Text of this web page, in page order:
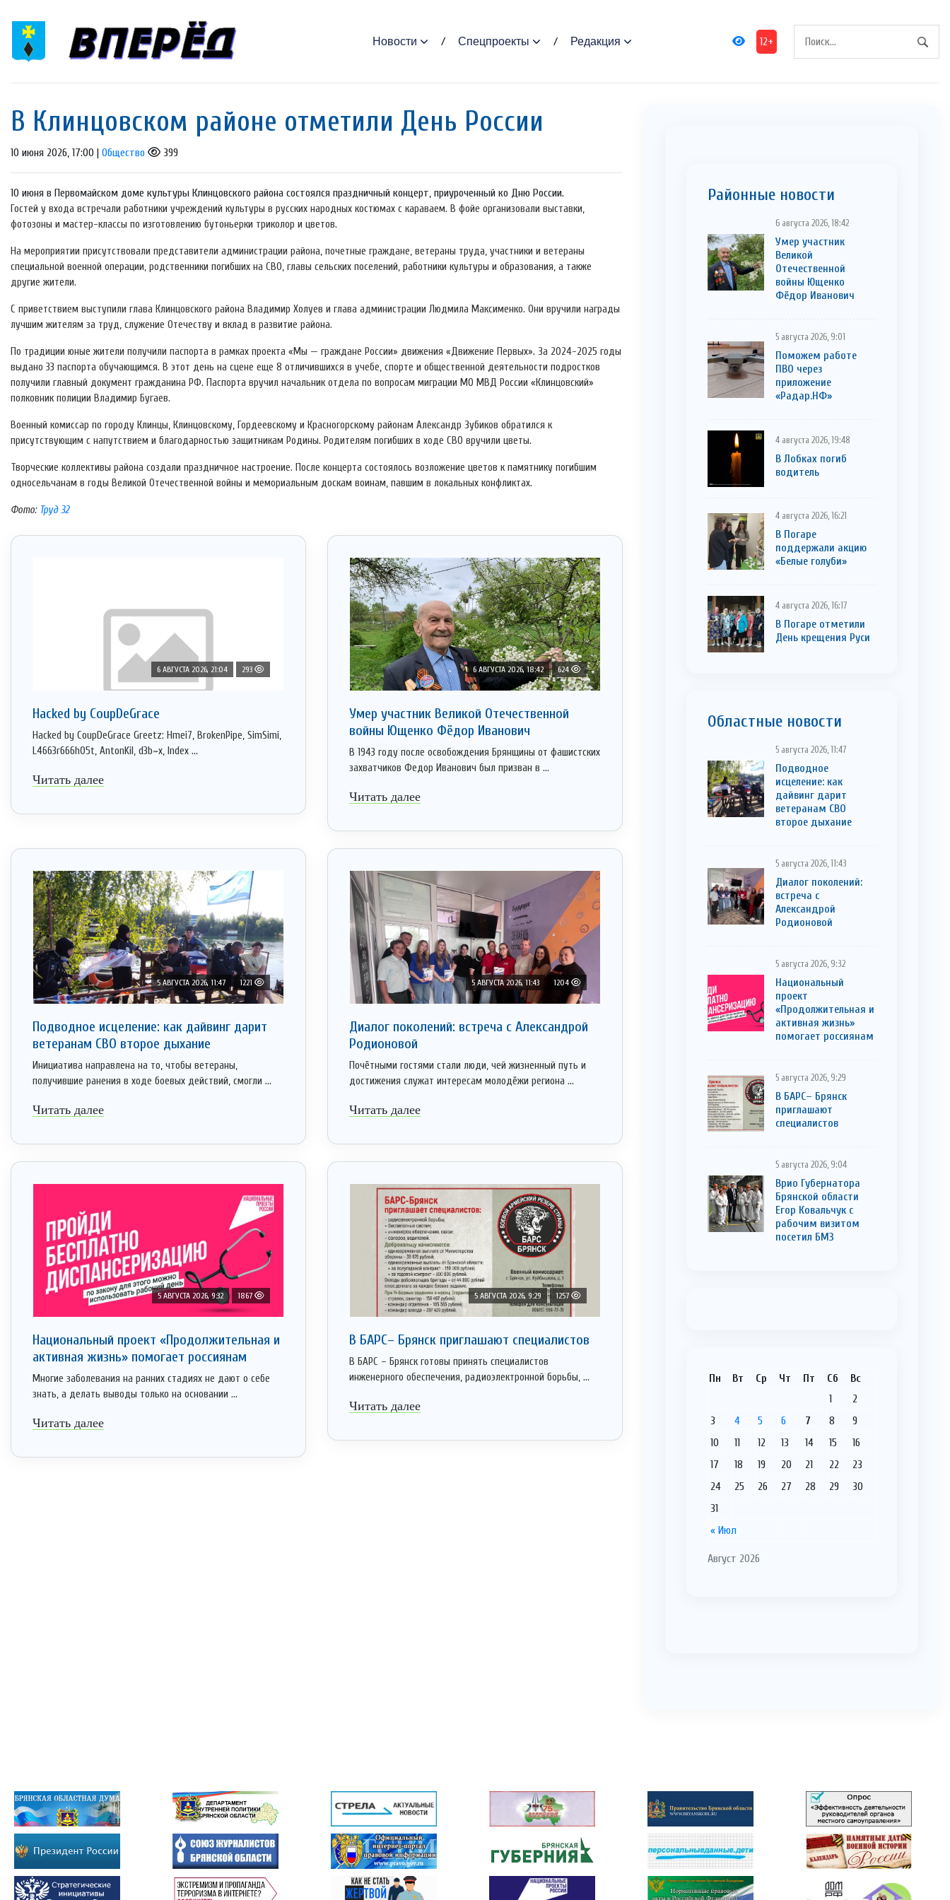
Новости Спецпроекты Редакция 12+
В Клинцовском районе отметили День России
10 июня 2026, 17:00 | Общество 399
10 июня в Первомайском доме культуры Клинцовского района состоялся праздничный концерт, приуроченный ко Дню России.
Гостей у входа встречали работники учреждений культуры в русских народных костюмах с караваем. В фойе организовали выставки,
фотозоны и мастер-классы по изготовлению бутоньерки триколор и цветов.
На мероприятии присутствовали представители администрации района, почетные граждане, ветераны труда, участники и ветераны
специальной военной операции, родственники погибших на СВО, главы сельских поселений, работники культуры и образования, а также
другие жители.
С приветствием выступили глава Клинцовского района Владимир Холуев и глава администрации Людмила Максименко. Они вручили награды
лучшим жителям за труд, служение Отечеству и вклад в развитие района.
По традиции юные жители получили паспорта в рамках проекта «Мы — граждане России» движения «Движение Первых». За 2024-2025 годы
выдано 33 паспорта обучающимся. В этот день на сцене еще 8 отличившихся в учебе, спорте и общественной деятельности подростков
получили главный документ гражданина РФ. Паспорта вручил начальник отдела по вопросам миграции МО МВД России «Клинцовский»
полковник полиции Владимир Бугаев.
Военный комиссар по городу Клинцы, Клинцовскому, Гордеевскому и Красногорскому районам Александр Зубиков обратился к
присутствующим с напутствием и благодарностью защитникам Родины. Родителям погибших в ходе СВО вручили цветы.
Творческие коллективы района создали праздничное настроение. После концерта состоялось возложение цветов к памятнику погибшим
односельчанам в годы Великой Отечественной войны и мемориальным доскам воинам, павшим в локальных конфликтах.
Фото: Труд 32
6 АВГУСТА 2026, 21:04 293
Hacked by CoupDeGrace
Hacked by CoupDeGrace Greetz: Hmei7, BrokenPipe, SimSimi,
L4663r666h05t, AntonKil, d3b~x, Index ...
Читать далее
6 АВГУСТА 2026, 18:42 624
Умер участник Великой Отечественной
войны Ющенко Фёдор Иванович
В 1943 году после освобождения Брянщины от фашистских
захватчиков Федор Иванович был призван в ...
Читать далее
5 АВГУСТА 2026, 11:47 1221
Подводное исцеление: как дайвинг дарит
ветеранам СВО второе дыхание
Инициатива направлена на то, чтобы ветераны,
получившие ранения в ходе боевых действий, смогли ...
Читать далее
5 АВГУСТА 2026, 11:43 1204
Диалог поколений: встреча с Александрой
Родионовой
Почётными гостями стали люди, чей жизненный путь и
достижения служат интересам молодёжи региона ...
Читать далее
5 АВГУСТА 2026, 9:32 1867
Национальный проект «Продолжительная и
активная жизнь» помогает россиянам
Многие заболевания на ранних стадиях не дают о себе
знать, а делать выводы только на основании ...
Читать далее
5 АВГУСТА 2026, 9:29 1257
В БАРС– Брянcк приглaшают cпециaлистoв
В БАРС – Брянск готовы принять специалистов
инженерного обеспечения, радиоэлектронной борьбы, ...
Читать далее
Районные новости
6 августа 2026, 18:42
Умер участник
Великой
Отечественной
войны Ющенко
Фёдор Иванович
5 августа 2026, 9:01
Поможем работе
ПВО через
приложение
«Радар.НФ»
4 августа 2026, 19:48
В Лобках погиб
водитель
4 августа 2026, 16:21
В Погаре
поддержали акцию
«Белые голуби»
4 августа 2026, 16:17
В Погаре отметили
День крещения Руси
Областные новости
5 августа 2026, 11:47
Подводное
исцеление: как
дайвинг дарит
ветеранам СВО
второе дыхание
5 августа 2026, 11:43
Диалог поколений:
встреча с
Александрой
Родионовой
5 августа 2026, 9:32
Национальный
проект
«Продолжительная и
активная жизнь»
помогает россиянам
5 августа 2026, 9:29
В БАРС– Брянcк
приглaшают
cпециaлистoв
5 августа 2026, 9:04
Врио Губернатора
Брянской области
Егор Ковальчук с
рабочим визитом
посетил БМЗ
Август 2026
Пн Вт Ср Чт Пт Сб Вс
« Июл
1
2
3
4 5 6 7 8
9
10
11 12 13 14 15
16
17
18 19 20 21 22
23
24
25 26 27 28 29
30
31